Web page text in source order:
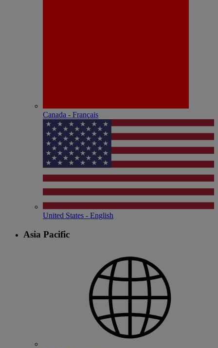
Canada - Français
United States - English
Asia Pacific